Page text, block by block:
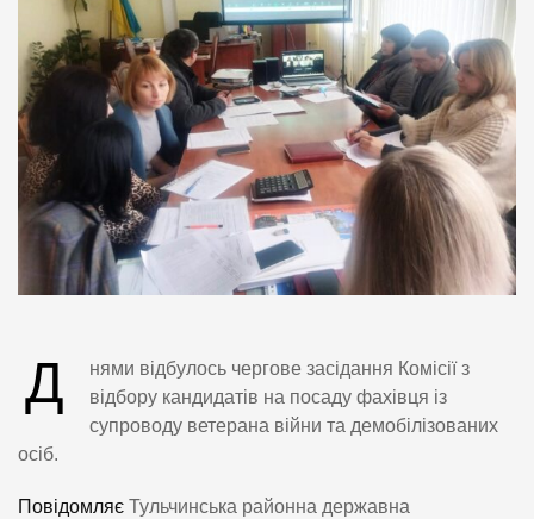
Д
нями відбулось чергове засідання Комісії з
відбору кандидатів на посаду фахівця із
супроводу ветерана війни та демобілізованих
осіб.
Повідомляє Тульчинська районна державна